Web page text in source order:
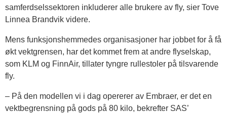
samferdselssektoren inkluderer alle brukere av fly, sier Tove
Linnea Brandvik videre.
Mens funksjonshemmedes organisasjoner har jobbet for å få
økt vektgrensen, har det kommet frem at andre flyselskap,
som KLM og FinnAir, tillater tyngre rullestoler på tilsvarende
fly.
– På den modellen vi i dag opererer av Embraer, er det en
vektbegrensning på gods på 80 kilo, bekrefter SAS’